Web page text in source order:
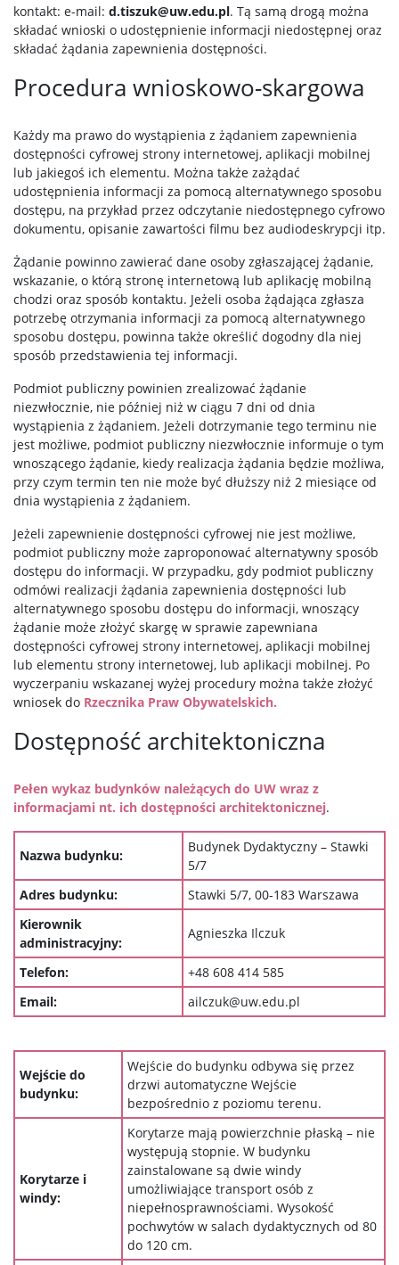
kontakt: e-mail: d.tiszuk@uw.edu.pl. Tą samą drogą można
składać wnioski o udostępnienie informacji niedostępnej oraz
składać żądania zapewnienia dostępności.
Procedura wnioskowo-skargowa
Każdy ma prawo do wystąpienia z żądaniem zapewnienia
dostępności cyfrowej strony internetowej, aplikacji mobilnej
lub jakiegoś ich elementu. Można także zażądać
udostępnienia informacji za pomocą alternatywnego sposobu
dostępu, na przykład przez odczytanie niedostępnego cyfrowo
dokumentu, opisanie zawartości filmu bez audiodeskrypcji itp.
Żądanie powinno zawierać dane osoby zgłaszającej żądanie,
wskazanie, o którą stronę internetową lub aplikację mobilną
chodzi oraz sposób kontaktu. Jeżeli osoba żądająca zgłasza
potrzebę otrzymania informacji za pomocą alternatywnego
sposobu dostępu, powinna także określić dogodny dla niej
sposób przedstawienia tej informacji.
Podmiot publiczny powinien zrealizować żądanie
niezwłocznie, nie później niż w ciągu 7 dni od dnia
wystąpienia z żądaniem. Jeżeli dotrzymanie tego terminu nie
jest możliwe, podmiot publiczny niezwłocznie informuje o tym
wnoszącego żądanie, kiedy realizacja żądania będzie możliwa,
przy czym termin ten nie może być dłuższy niż 2 miesiące od
dnia wystąpienia z żądaniem.
Jeżeli zapewnienie dostępności cyfrowej nie jest możliwe,
podmiot publiczny może zaproponować alternatywny sposób
dostępu do informacji. W przypadku, gdy podmiot publiczny
odmówi realizacji żądania zapewnienia dostępności lub
alternatywnego sposobu dostępu do informacji, wnoszący
żądanie może złożyć skargę w sprawie zapewniana
dostępności cyfrowej strony internetowej, aplikacji mobilnej
lub elementu strony internetowej, lub aplikacji mobilnej. Po
wyczerpaniu wskazanej wyżej procedury można także złożyć
wniosek do Rzecznika Praw Obywatelskich.
Dostępność architektoniczna
Pełen wykaz budynków należących do UW wraz z
informacjami nt. ich dostępności architektonicznej.
Nazwa budynku:
Budynek Dydaktyczny – Stawki
5/7
Adres budynku:
Stawki 5/7, 00-183 Warszawa
Kierownik
administracyjny:
Agnieszka Ilczuk
Telefon:
+48 608 414 585
Email:
ailczuk@uw.edu.pl
Wejście do
budynku:
Wejście do budynku odbywa się przez
drzwi automatyczne Wejście
bezpośrednio z poziomu terenu.
Korytarze i
windy:
Korytarze mają powierzchnie płaską – nie
występują stopnie. W budynku
zainstalowane są dwie windy
umożliwiające transport osób z
niepełnosprawnościami. Wysokość
pochwytów w salach dydaktycznych od 80
do 120 cm.